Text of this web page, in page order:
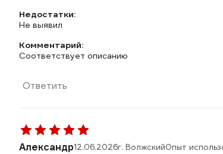
Недостатки:
Не выявил
Комментарий:
Соответствует описанию
Ответить
Александр12.06.2026г. ВолжскийОпыт